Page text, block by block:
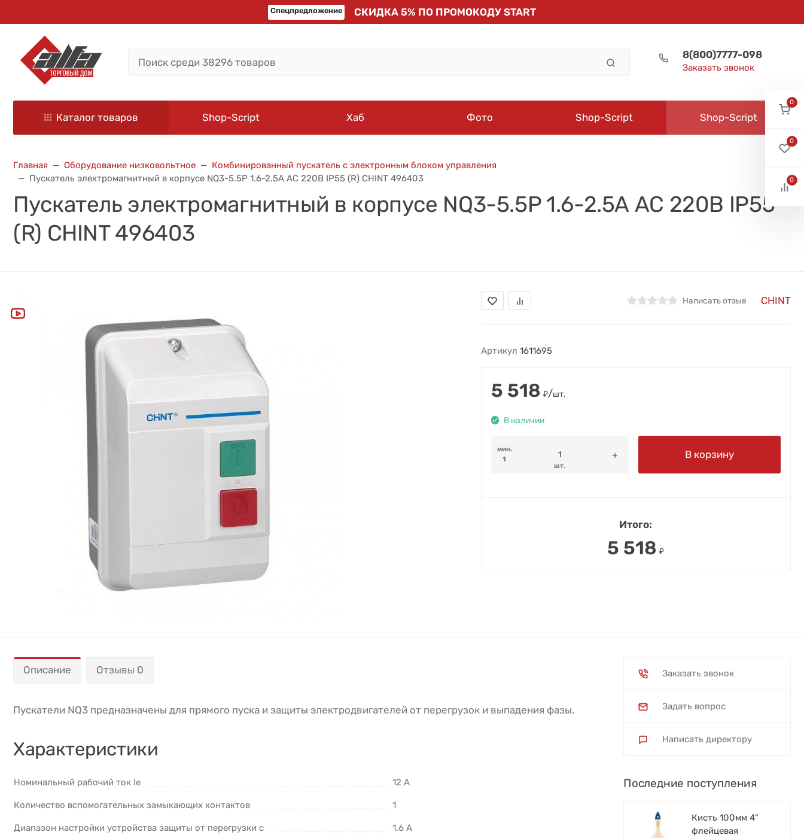
Спецпредложение СКИДКА 5% ПО ПРОМОКОДУ START
8(800)7777-098
Заказать звонок
Каталог товаров Shop-Script Хаб Фото Shop-Script Shop-Script
Главная Оборудование низковольтное
Комбинированный пускатель с электронным блоком управления
Пускатель электромагнитный в корпусе NQ3-5.5P 1.6-2.5А AC 220В IP55 (R) CHINT 496403
Пускатель электромагнитный в корпусе NQ3-5.5P 1.6-2.5А AC 220В IP55
(R) CHINT 496403
Написать отзыв CHINT
Артикул 1611695
5 518 ₽/шт.
В наличии
мин.
1
шт.
В корзину
Итого:
5 518 ₽
Описание Отзывы 0
Пускатели NQ3 предназначены для прямого пуска и защиты электродвигателей от перегрузок и выпадения фазы.
Характеристики
Номинальный рабочий ток Ie 12 А
Количество вспомогательных замыкающих контактов 1
Диапазон настройки устройства защиты от перегрузки с 1.6 А
Заказать звонок
Задать вопрос
Написать директору
Последние поступления
Кисть 100мм 4"
флейцевая
0
0
0